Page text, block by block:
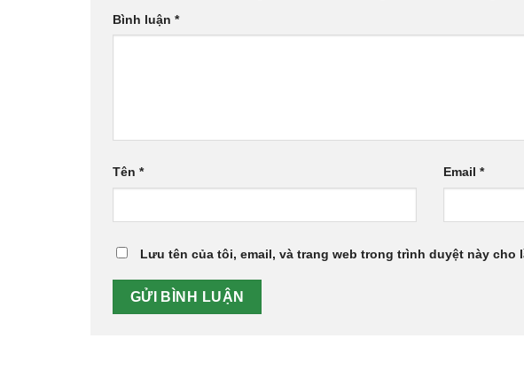
Bình luận *
Tên * Email*
Lưu tên của tôi, email, và trang web trong trình duyệt này cho